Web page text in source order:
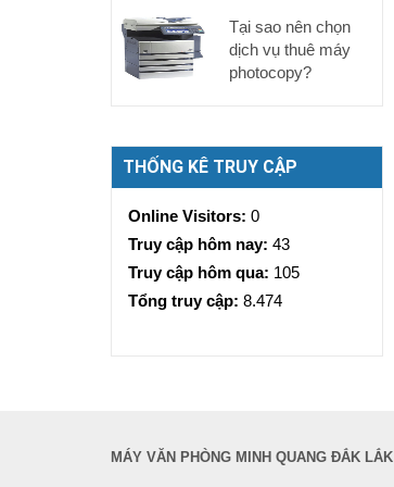
Tại sao nên chọn
dịch vụ thuê máy
photocopy?
THỐNG KÊ TRUY CẬP
Online Visitors: 0
Truy cập hôm nay: 43
Truy cập hôm qua: 105
Tổng truy cập: 8.474
MÁY VĂN PHÒNG MINH QUANG ĐẮK LẮK